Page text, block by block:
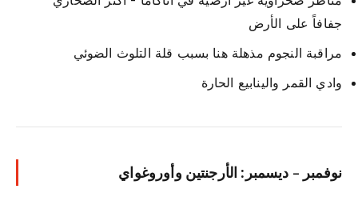
جفافاً على الأرض
مراقبة النجوم مذهلة هنا بسبب قلة التلوث الضوئي
وادي القمر والينابيع الحارة
نوفمبر - ديسمبر: الأرجنتين وأوروغواي